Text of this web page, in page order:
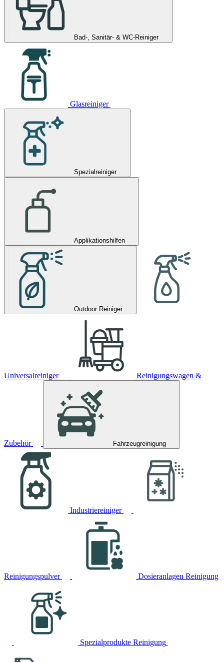
Bad-, Sanitär- & WC-Reiniger
Glasreiniger
Spezialreiniger
Applikationshilfen
Outdoor Reiniger
Universalreiniger Reinigungswagen &
Zubehör Fahrzeugreinigung
Industriereiniger
Reinigungspulver Dosieranlagen Reinigung
Spezialprodukte Reinigung